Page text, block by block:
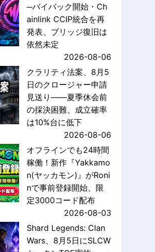
─バイバック開始・Ch
ainlink CCIP統合を再
発表、ブリッジ復旧は
依然未定
2026-08-06
クラリティ法案、8月5
日のクロージャー申請
見送り——夏季休会前
の採決困難、成立確率
は10%台に低下
2026-08-06
オフラインでも24時間
稼働！新作『Yakkamo
n(ヤッカモン)』がRoni
nで事前登録開始、限
定3000コード配布
2026-08-03
Shard Legends: Clan
Wars、8月5日にSLCW